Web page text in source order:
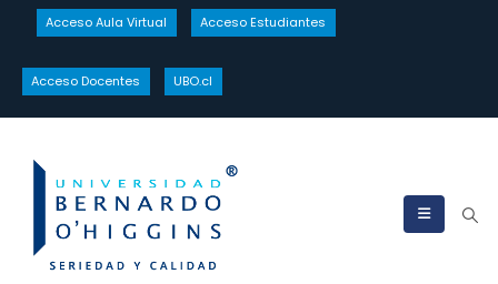
Acceso Aula Virtual Acceso Estudiantes
Acceso Docentes UBO.cl
Consulta aquí
HOME CONSULTA AQUÍ